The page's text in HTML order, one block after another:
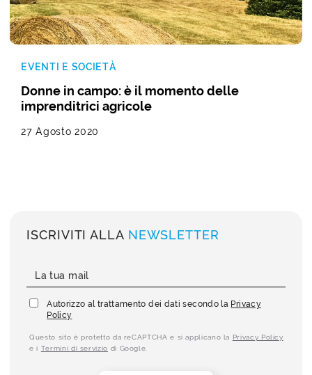
EVENTI E SOCIETÀ
Donne in campo: è il momento delle
imprenditrici agricole
27 Agosto 2020
ISCRIVITI ALLA NEWSLETTER
Autorizzo al trattamento dei dati secondo la Privacy
Policy
Questo sito è protetto da reCAPTCHA e si applicano la Privacy Policy
e i Termini di servizio di Google.